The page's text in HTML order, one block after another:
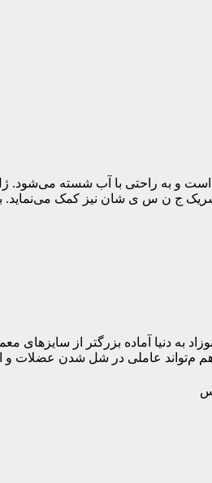
و به راحتی با آب شسته می‌شود.
ج ن س ی شان نیز کمک می‌نماید.
م‌تواند عاملی در شل شدن عضلات و